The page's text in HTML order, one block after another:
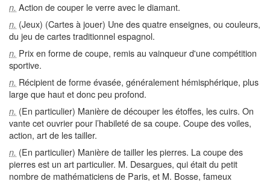
n. Action de couper le verre avec le diamant.
n. (Jeux) (Cartes à jouer) Une des quatre enseignes, ou couleurs,
du jeu de cartes traditionnel espagnol.
n. Prix en forme de coupe, remis au vainqueur d'une compétition
sportive.
n. Récipient de forme évasée, généralement hémisphérique, plus
large que haut et donc peu profond.
n. (En particulier) Manière de découper les étoffes, les cuirs. On
vante cet ouvrier pour l’habileté de sa coupe. Coupe des voiles,
action, art de les tailler.
n. (En particulier) Manière de tailler les pierres. La coupe des
pierres est un art particulier. M. Desargues, qui était du petit
nombre de mathématiciens de Paris, et M. Bosse, fameux